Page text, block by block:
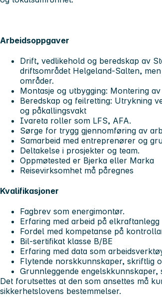
Arbeidsoppgaver
Drift, vedlikehold og beredskap av
driftsområdet Helgeland-Salten,
områder.
Montasje og utbygging: Montering
Beredskap og feilretting: Utrykning
og påkallingsvakt
Ivareta roller som LFS, AFA.
Sørge for trygg gjennomføring av
Samarbeid med entreprenører og
Deltakelse i prosjekter og team.
Oppmøtested er Bjerka eller Marka
Reisevirksomhet må påregnes
Kvalifikasjoner
Fagbrev som energimontør.
Erfaring med arbeid på elkraftanlegg
Fordel med kompetanse på
Bil-sertifikat klasse B/BE
Erfaring med data som
Flytende norskkunnskaper, skriftlig
Grunnleggende
Det forutsettes at den som ansettes må
sikkerhetslovens bestemmelser.